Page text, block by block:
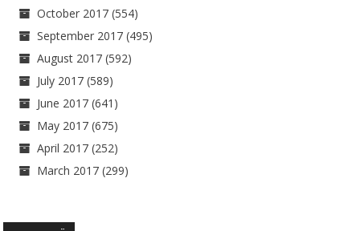
October 2017 (554)
September 2017 (495)
August 2017 (592)
July 2017 (589)
June 2017 (641)
May 2017 (675)
April 2017 (252)
March 2017 (299)